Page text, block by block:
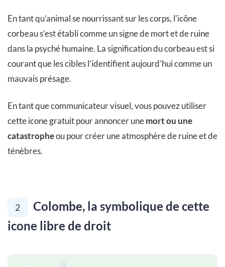
En tant qu’animal se nourrissant sur les corps, l'icône
corbeau s’est établi comme un signe de mort et de ruine
dans la psyché humaine. La signification du corbeau est si
courant que les cibles l’identifient aujourd’hui comme un
mauvais présage.
En tant que communicateur visuel, vous pouvez utiliser
cette icone gratuit pour annoncer unemort ou une
catastropheou pour créer une atmosphère de ruine et de
ténèbres.
2
Colombe, la symbolique de cette
icone libre de droit